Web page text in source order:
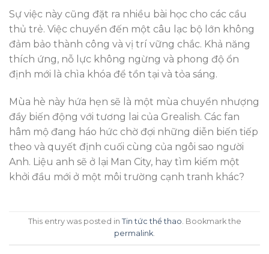
Sự việc này cũng đặt ra nhiều bài học cho các cầu
thủ trẻ. Việc chuyển đến một câu lạc bộ lớn không
đảm bảo thành công và vị trí vững chắc. Khả năng
thích ứng, nỗ lực không ngừng và phong độ ổn
định mới là chìa khóa để tồn tại và tỏa sáng.
Mùa hè này hứa hẹn sẽ là một mùa chuyển nhượng
đầy biến động với tương lai của Grealish. Các fan
hâm mộ đang háo hức chờ đợi những diễn biến tiếp
theo và quyết định cuối cùng của ngôi sao người
Anh. Liệu anh sẽ ở lại Man City, hay tìm kiếm một
khởi đầu mới ở một môi trường cạnh tranh khác?
This entry was posted in Tin tức thể thao. Bookmark the
permalink.